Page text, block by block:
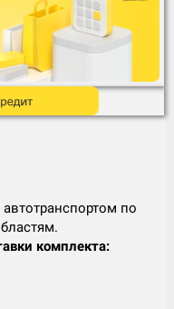
по
комплекта: